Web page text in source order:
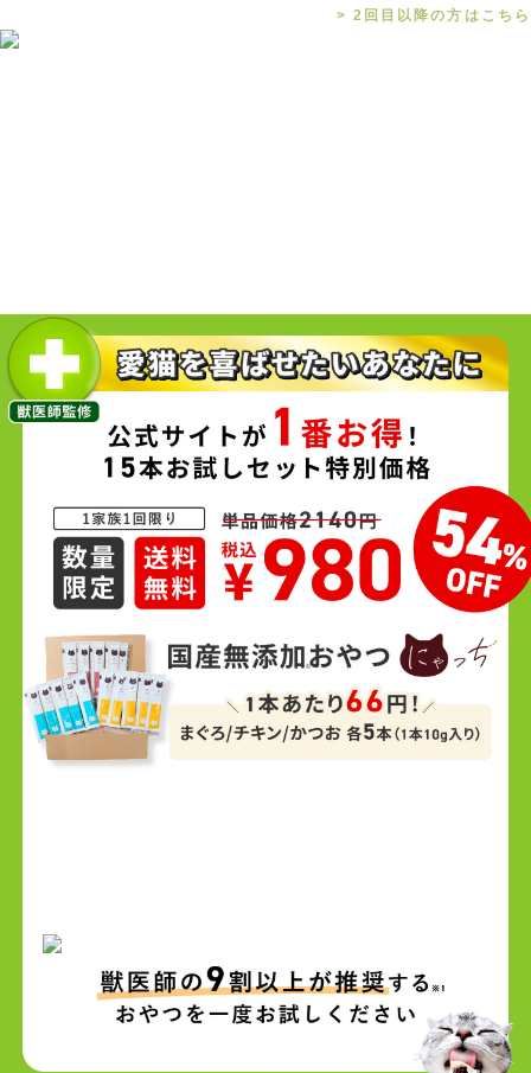
> 2回目以降の方はこちら